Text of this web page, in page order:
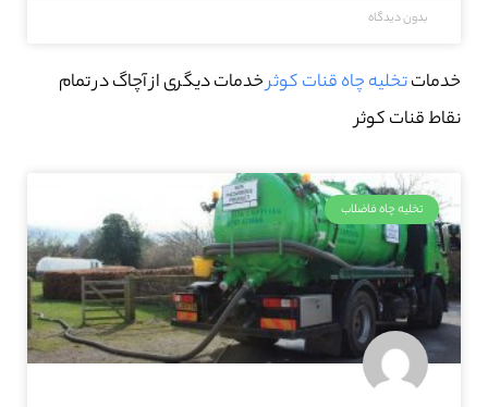
بدون دیدگاه
خدماتتخلیه چاه قنات کوثرخدمات دیگری از آچاگ در تمام
نقاط قنات کوثر
تخلیه چاه فاضلاب